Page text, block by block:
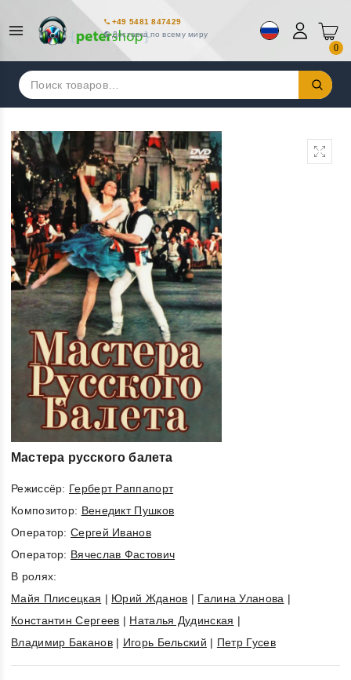
+49 5481 847429
Доставка по всему миру
0
Искать:
Мастера русского балета
Режиссёр: Герберт Раппапорт
Композитор: Венедикт Пушков
Оператор:Сергей Иванов
Оператор: Вячеслав Фастович
В ролях:
Майя Плисецкая | Юрий Жданов | Галина Уланова |
Константин Сергеев | Наталья Дудинская |
Владимир Баканов| Игорь Бельский | Петр Гусев